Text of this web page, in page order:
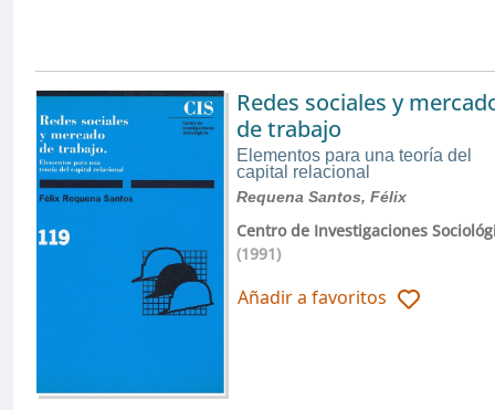
Redes sociales y
de trabajo
Elementos para una teoría del
capital relacional
Requena Santos, Félix
Centro de Investigaciones
(1991)
Añadir a favoritos